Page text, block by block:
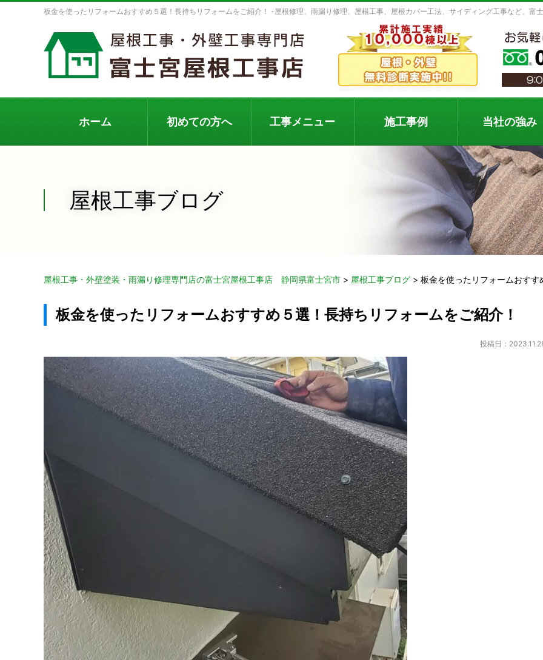
板金を使ったリフォームおすすめ５選！長持ちリフォームをご紹介！ -屋根修理、雨漏り修理、屋根工事、屋根カバー工法、サイディング工事など、富
ホーム 初めての方へ 工事メニュー 施工事例 当社の強み
屋根工事ブログ
屋根工事・外壁塗装・雨漏り修理専門店の富士宮屋根工事店 静岡県富士宮市 > 屋根工事ブログ > 板金を使ったリフォームおす
板金を使ったリフォームおすすめ５選！長持ちリフォームをご紹介！
投稿日：